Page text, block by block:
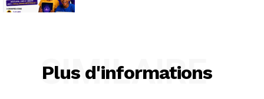
Plus d'informations
SIMILAIRE